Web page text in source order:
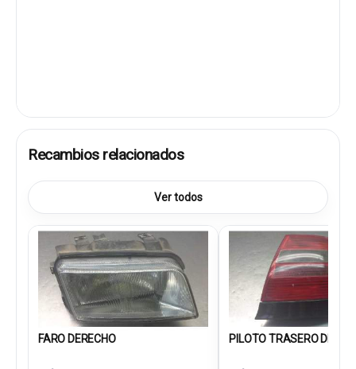
Recambios relacionados
Ver todos
FARO DERECHO PILOTO TRASERO